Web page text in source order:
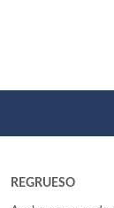
REGRUESO